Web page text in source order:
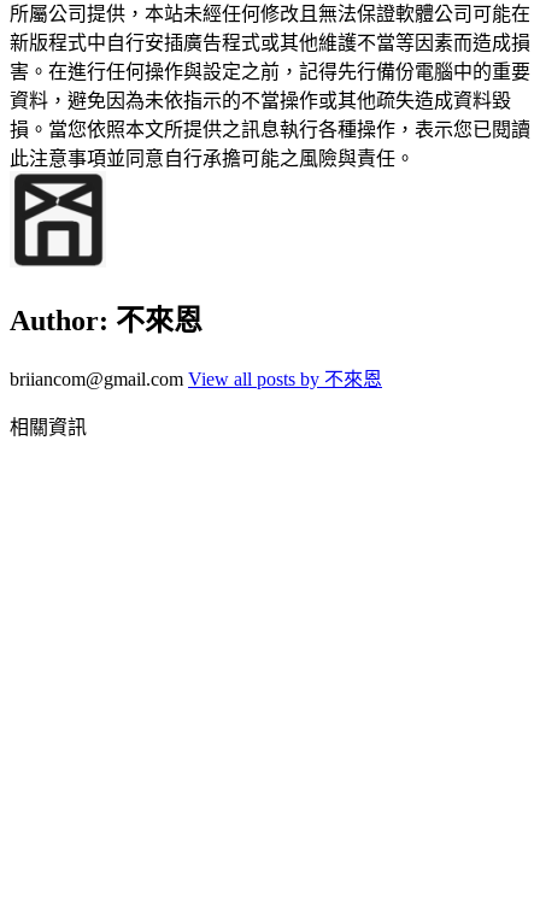
所屬公司提供，本站未經任何修改且無法保證軟體公司可能在
新版程式中自行安插廣告程式或其他維護不當等因素而造成損
害。在進行任何操作與設定之前，記得先行備份電腦中的重要
資料，避免因為未依指示的不當操作或其他疏失造成資料毀
損。當您依照本文所提供之訊息執行各種操作，表示您已閱讀
此注意事項並同意自行承擔可能之風險與責任。
Author: 不來恩
briiancom@gmail.com View all posts by 不來恩
相關資訊